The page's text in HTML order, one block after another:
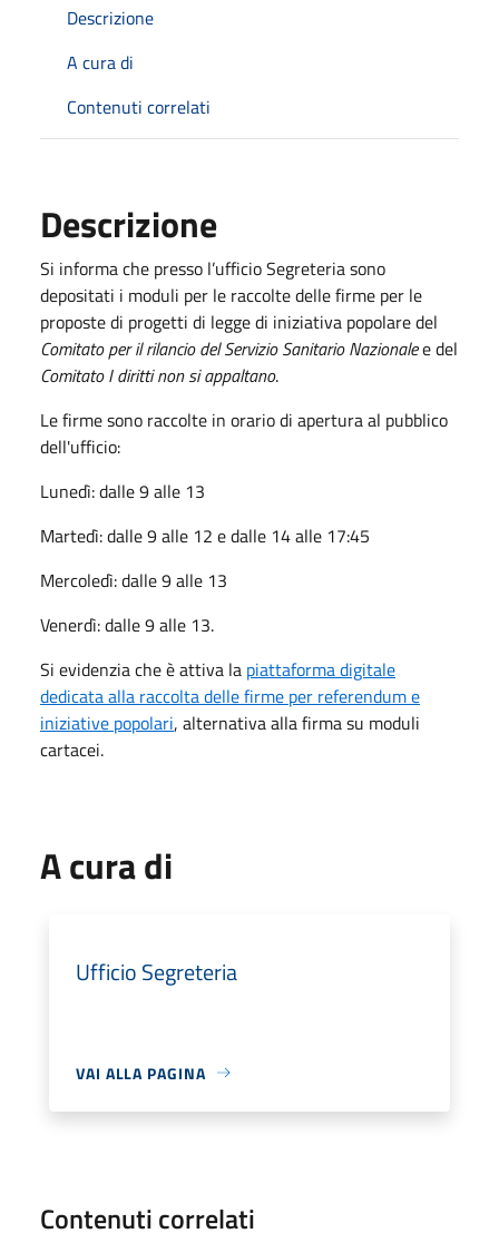
Descrizione
A cura di
Contenuti correlati
Descrizione
Si informa che presso l’ufficio Segreteria sono
depositati i moduli per le raccolte delle firme per le
proposte di progetti di legge di iniziativa popolare del
Comitato per il rilancio del Servizio Sanitario Nazionalee del
Comitato I diritti non si appaltano.
Le firme sono raccolte in orario di apertura al pubblico
dell'ufficio:
Lunedì: dalle 9 alle 13
Martedì: dalle 9 alle 12 e dalle 14 alle 17:45
Mercoledì: dalle 9 alle 13
Venerdì: dalle 9 alle 13.
Si evidenzia che è attiva la piattaforma digitale
dedicata alla raccolta delle firme per referendum e
iniziative popolari, alternativa alla firma su moduli
cartacei.
A cura di
Ufficio Segreteria
VAI ALLA PAGINA
Contenuti correlati